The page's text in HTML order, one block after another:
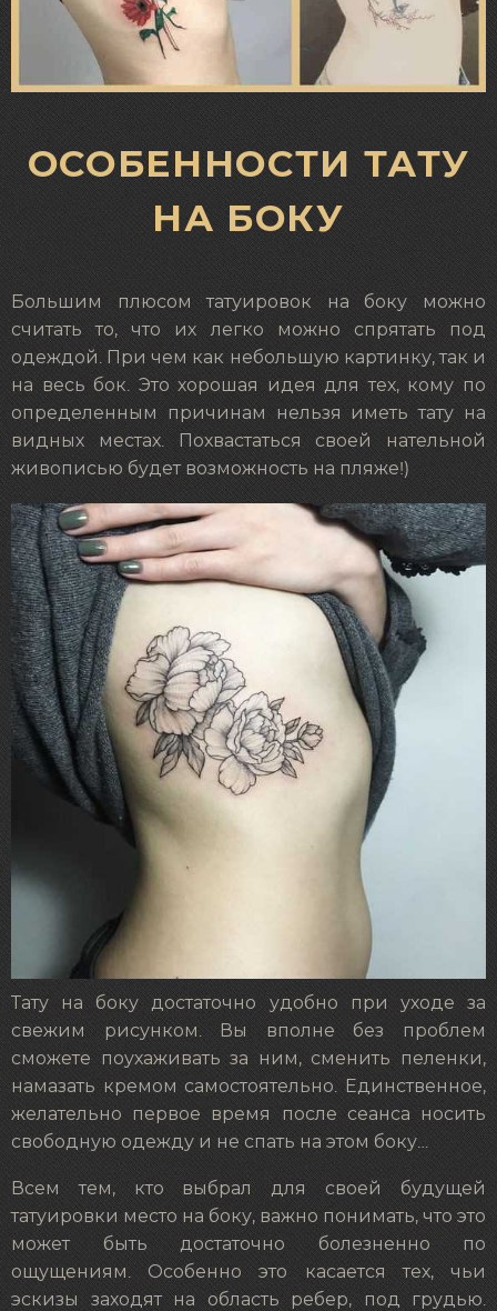
ОСОБЕННОСТИ ТАТУ
НА БОКУ
Большим плюсом татуировок на боку можно
считать то, что их легко можно спрятать под
одеждой. При чем как небольшую картинку, так и
на весь бок. Это хорошая идея для тех, кому по
определенным причинам нельзя иметь тату на
видных местах. Похвастаться своей нательной
живописью будет возможность на пляже!)
Тату на боку достаточно удобно при уходе за
свежим рисунком. Вы вполне без проблем
сможете поухаживать за ним, сменить пеленки,
намазать кремом самостоятельно. Единственное,
желательно первое время после сеанса носить
свободную одежду и не спать на этом боку…
Всем тем, кто выбрал для своей будущей
татуировки место на боку, важно понимать, что это
может быть достаточно болезненно по
ощущениям. Особенно это касается тех, чьи
эскизы заходят на область ребер, под грудью.